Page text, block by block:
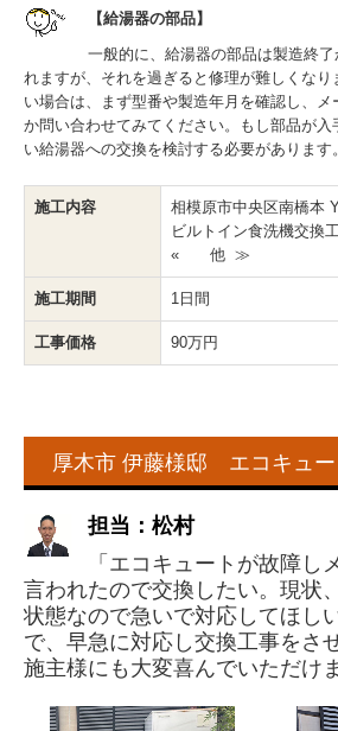
【給湯器の部品】
一般的に、給湯器の部品は製造終
れますが、それを過ぎると修理が難しくな
い場合は、まず型番や製造年月を確認し、メ
か問い合わせてみてください。もし部品が入
い給湯器への交換を検討する必要があります。
施工内容
相模原市中央区南橋本
ビルトイン食洗機交換
« 他 ≫
施工期間 1日間
工事価格 90万円
厚木市 伊藤様邸 エコキュー
担当：松村
「エコキュートが故障し
言われたので交換したい。現状
状態なので急いで対応してほし
で、早急に対応し交換工事をさ
施主様にも大変喜んでいただけ